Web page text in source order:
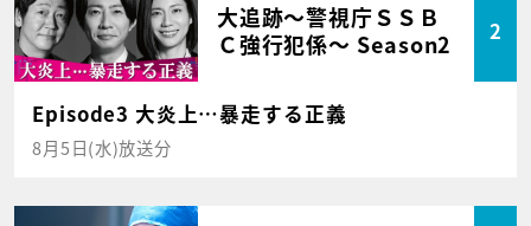
大追跡～警視庁ＳＳＢ
Ｃ強行犯係～ Season2
2
Episode3 大炎上…暴走する正義
8月5日(水)放送分